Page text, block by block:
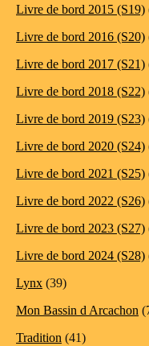
Livre de bord 2015 (S19)
Livre de bord 2016 (S20)
Livre de bord 2017 (S21)
Livre de bord 2018 (S22)
Livre de bord 2019 (S23)
Livre de bord 2020 (S24)
Livre de bord 2021 (S25)
Livre de bord 2022 (S26)
Livre de bord 2023 (S27)
Livre de bord 2024 (S28)
Lynx (39)
Mon Bassin d Arcachon
Tradition (41)